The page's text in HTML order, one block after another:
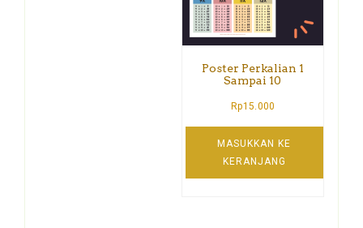
Poster Perkalian 1
Sampai 10
Rp15.000
MASUKKAN KE
KERANJANG